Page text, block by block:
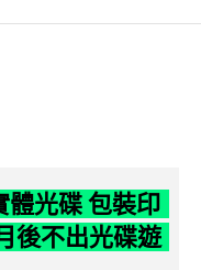
光碟 包裝印
後不出光碟遊